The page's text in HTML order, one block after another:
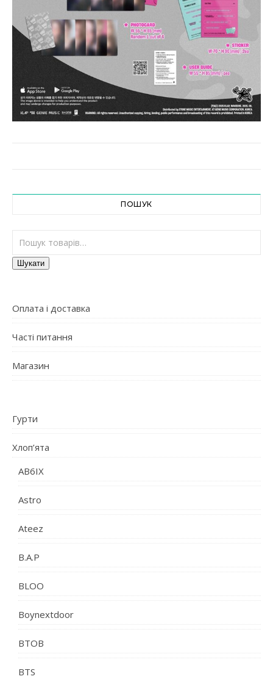
ПОШУК
Шукати
Оплата і доставка
Часті питання
Магазин
Гурти
Хлоп’ята
AB6IX
Astro
Ateez
B.A.P
BLOO
Boynextdoor
BTOB
BTS